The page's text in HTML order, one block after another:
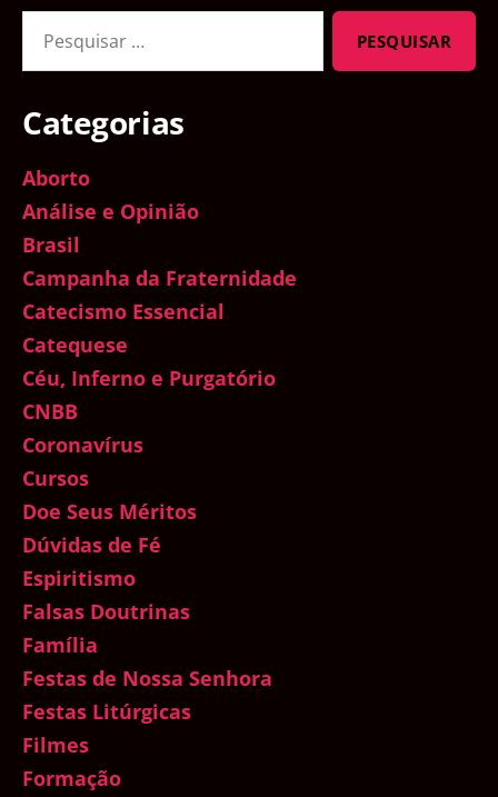
por:
Categorias
Aborto
Análise e Opinião
Brasil
Campanha da Fraternidade
Catecismo Essencial
Catequese
Céu, Inferno e Purgatório
CNBB
Coronavírus
Cursos
Doe Seus Méritos
Dúvidas de Fé
Espiritismo
Falsas Doutrinas
Família
Festas de Nossa Senhora
Festas Litúrgicas
Filmes
Formação